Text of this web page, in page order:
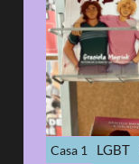
Casa 1 LGBT